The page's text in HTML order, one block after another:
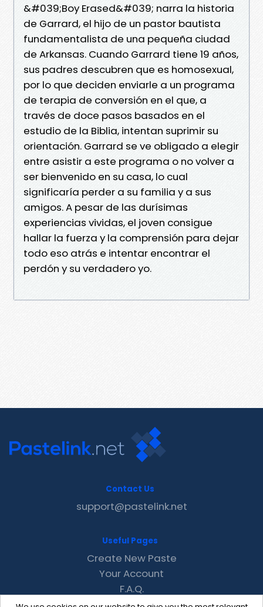
&#039;Boy Erased&#039; narra la historia
de Garrard, el hijo de un pastor bautista
fundamentalista de una pequeña ciudad
de Arkansas. Cuando Garrard tiene 19 años,
sus padres descubren que es homosexual,
por lo que deciden enviarle a un programa
de terapia de conversión en el que, a
través de doce pasos basados en el
estudio de la Biblia, intentan suprimir su
orientación. Garrard se ve obligado a elegir
entre asistir a este programa o no volver a
ser bienvenido en su casa, lo cual
significaría perder a su familia y a sus
amigos. A pesar de las durísimas
experiencias vividas, el joven consigue
hallar la fuerza y la comprensión para dejar
todo eso atrás e intentar encontrar el
perdón y su verdadero yo.
Contact Us
support@pastelink.net
Useful Pages
Create New Paste
Your Account
F.A.Q.
Recent